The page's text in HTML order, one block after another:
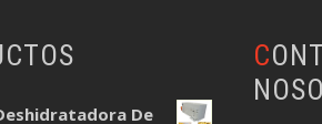
De
CONTACTA CON